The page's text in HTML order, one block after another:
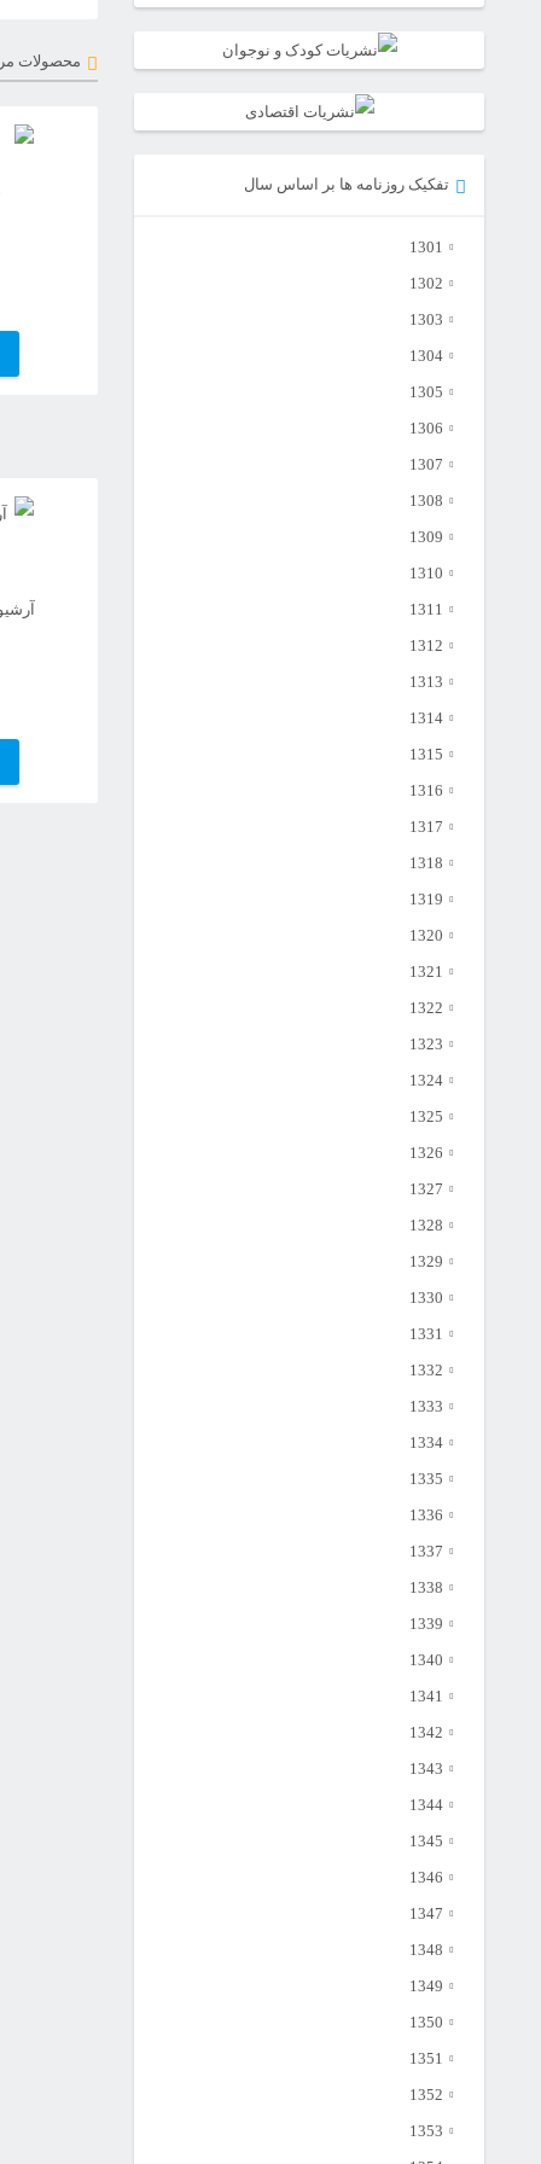
محصولات
تفکیک روزنامه ها بر اساس سال
1301
1302
1303
1304
1305
1306
1307
1308
1309
1310
1311
1312
1313
1314
1315
1316
1317
1318
1319
1320
1321
1322
1323
1324
1325
1326
1327
1328
1329
1330
1331
1332
1333
1334
1335
1336
1337
1338
1339
1340
1341
1342
1343
1344
1345
1346
1347
1348
1349
1350
1351
1352
1353